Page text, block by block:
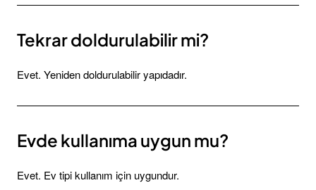
Tekrar doldurulabilir mi?
Evet. Yeniden doldurulabilir yapıdadır.
Evde kullanıma uygun mu?
Evet. Ev tipi kullanım için uygundur.